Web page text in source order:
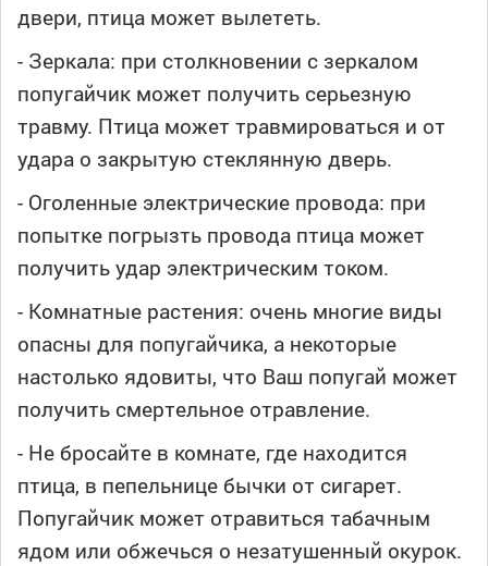
двери, птица может вылететь.
- Зеркала: при столкновении с зеркалом
попугайчик может получить серьезную
травму. Птица может травмироваться и от
удара о закрытую стеклянную дверь.
- Оголенные электрические провода: при
попытке погрызть провода птица может
получить удар электрическим током.
- Комнатные растения: очень многие виды
опасны для попугайчика, а некоторые
настолько ядовиты, что Ваш попугай может
получить смертельное отравление.
- Не бросайте в комнате, где находится
птица, в пепельнице бычки от сигарет.
Попугайчик может отравиться табачным
ядом или обжечься о незатушенный окурок.